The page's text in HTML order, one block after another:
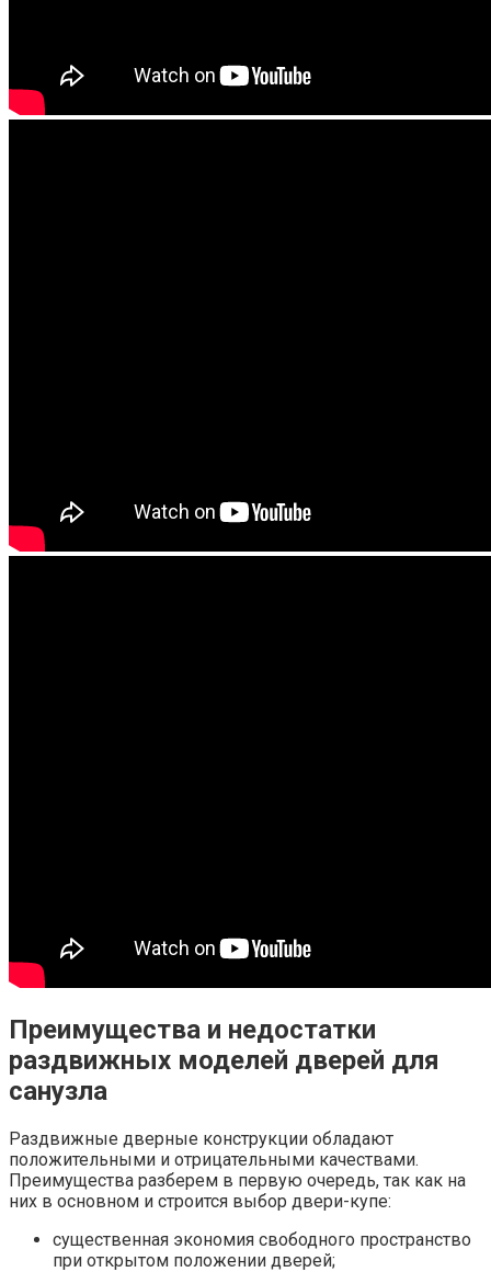
Преимущества и недостатки
раздвижных моделей дверей для
санузла
Раздвижные дверные конструкции обладают
положительными и отрицательными качествами.
Преимущества разберем в первую очередь, так как на
них в основном и строится выбор двери-купе:
существенная экономия свободного пространство
при открытом положении дверей;